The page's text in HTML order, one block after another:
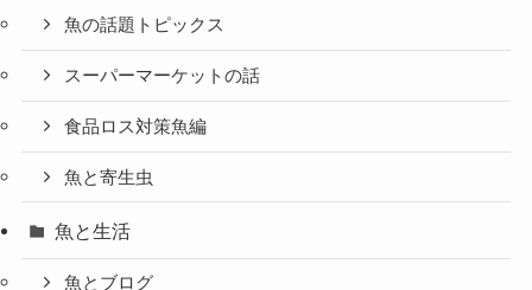
魚の話題トピックス
スーパーマーケットの話
食品ロス対策魚編
魚と寄生虫
魚と生活
魚とブログ